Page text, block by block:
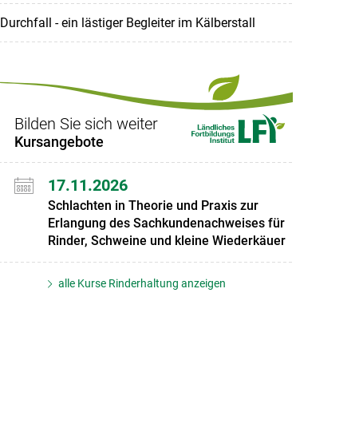
Durchfall - ein lästiger Begleiter im Kälberstall
Bilden Sie sich weiter
Kursangebote
17.11.2026
Schlachten in Theorie und Praxis zur
Erlangung des Sachkundenachweises für
Rinder, Schweine und kleine Wiederkäuer
alle Kurse Rinderhaltung anzeigen